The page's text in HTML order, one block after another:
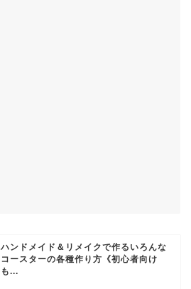
ハンドメイド＆リメイクで作るいろんな
コースターの各種作り方《初心者向け
も...